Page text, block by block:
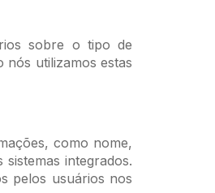
sobre o tipo de
nós utilizamos estas
como nome,
integrados.
pelos usuários nos